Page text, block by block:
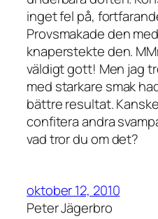
inget fel på,
Provsmakade den
knaperstekte den.
väldigt gott! Men jag
med starkare smak
bättre resultat.
confitera andra
vad tror du om det?
oktober 12, 2010
Peter Jägerbro